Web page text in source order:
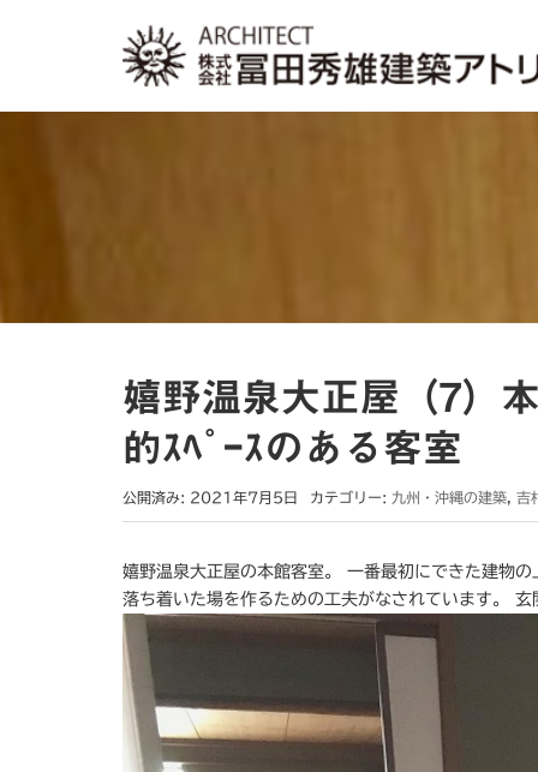
嬉野温泉大正屋（7）
的ｽﾍﾟｰｽのある客室
公開済み: 2021年7月5日 カテゴリー: 九州・沖縄の建築 吉
嬉野温泉大正屋の本館客室。 一番最初にできた建物
落ち着いた場を作るための工夫がなされています。